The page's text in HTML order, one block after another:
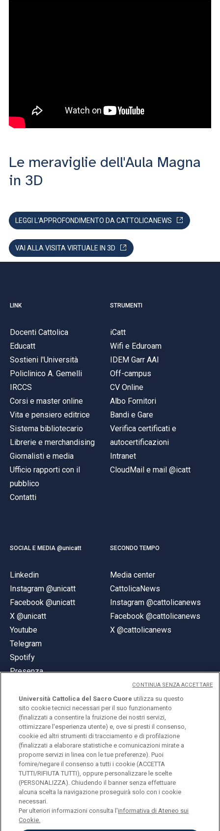
Le meraviglie dell'Aula Magna
in 3D
LEGGI L'APPROFONDIMENTO DA CATTOLICANEWS
VAI ALLA VISITA VIRTUALE IN 3D
LINK
Docenti Cattolica
Educatt
Sostieni l'Università
Policlinico A. Gemelli
IRCCS
Corsi e master online
Vita e pensiero editrice
Sistema bibliotecario
Librerie e merchandising
Giornalisti e media
Ufficio rapporti con il
pubblico
Contatti
STRUMENTI
iCatt
Wifi e Eduroam
IDEM Garr AAI
Off-campus
CV Online
Albo Fornitori
Bandi e Gare
Verifica certificati e
autocertificazioni
Intranet
CloudMail e mail @icatt
SOCIAL E MEDIA @unicatt
Linkedin
Instagram @unicatt
Facebook @unicatt
X @unicatt
Youtube
Telegram
Spotify
Presenza
SECONDO TEMPO
Media center
CattolicaNews
Instagram @cattolicanews
Facebook @cattolicanews
X @cattolicanews
© Università Cattolica del Sacro Cuore
Largo A. Gemelli 1, 20123 Milano
PI 02133120150
ENGLISH
Università Cattolica del Sacro Cuore utilizza su questo
sito cookie tecnici necessari per il suo funzionamento
(finalizzati a consentire la fruizione dei nostri servizi,
ottimizzare l'esperienza utente) e, ove si presti il consenso,
cookie ed altri strumenti di tracciamento e di profilazione
(finalizzati a elaborare statistiche e comunicazioni mirate a
proporre servizi in linea con le tue preferenze). Puoi
fornire/negare il consenso a tutti i cookie (ACCETTA
TUTTI/RIFIUTA TUTTI), oppure personalizzare le scelte
(PERSONALIZZA). Chiudendo il banner senza effettuare
alcuna scelta la navigazione proseguirà solo con i cookie
necessari.
Per ulteriori informazioni consulta l'informativa di Ateneo sui
Cookie.
CONTINUA SENZA ACCETTARE